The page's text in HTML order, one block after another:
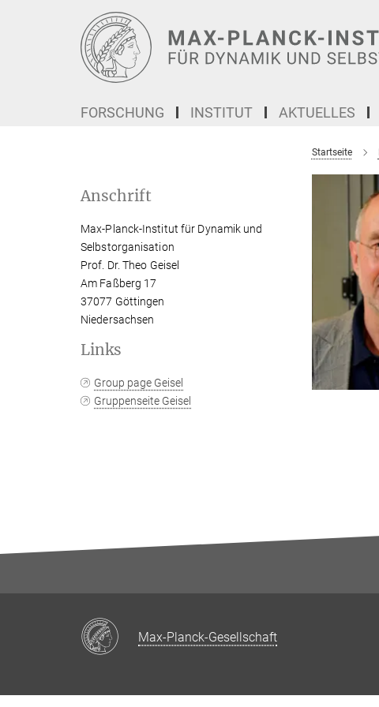
FORSCHUNG INSTITUT AKTUELLES
Startseite
Anschrift
Max-Planck-Institut für Dynamik und
Selbstorganisation
Prof. Dr. Theo Geisel
Am Faßberg 17
37077 Göttingen
Niedersachsen
Links
Group page Geisel
Gruppenseite Geisel
Max-Planck-Gesellschaft